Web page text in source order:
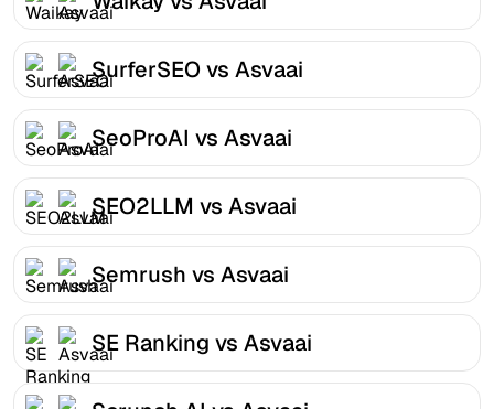
SurferSEO vs Asvaai
SeoProAI vs Asvaai
SEO2LLM vs Asvaai
Semrush vs Asvaai
SE Ranking vs Asvaai